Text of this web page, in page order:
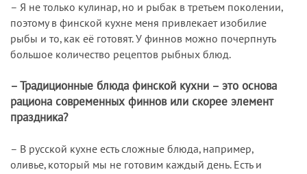
– Я не только кулинар, но и рыбак в третьем поколении,
поэтому в финской кухне меня привлекает изобилие
рыбы и то, как её готовят. У финнов можно почерпнуть
большое количество рецептов рыбных блюд.
– Традиционные блюда финской кухни – это основа
рациона современных финнов или скорее элемент
праздника?
– В русской кухне есть сложные блюда, например,
оливье, который мы не готовим каждый день. Есть и